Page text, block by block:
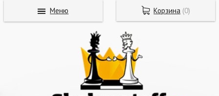
Корзина (0)
Меню